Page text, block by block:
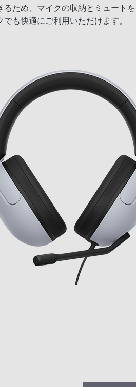
ため、マイクの収納とミュートを
も快適にご利用いただけます。